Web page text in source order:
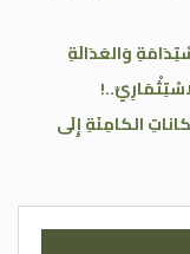
وَالعَدَالَةِ
الكامِنَةِ إِلَى